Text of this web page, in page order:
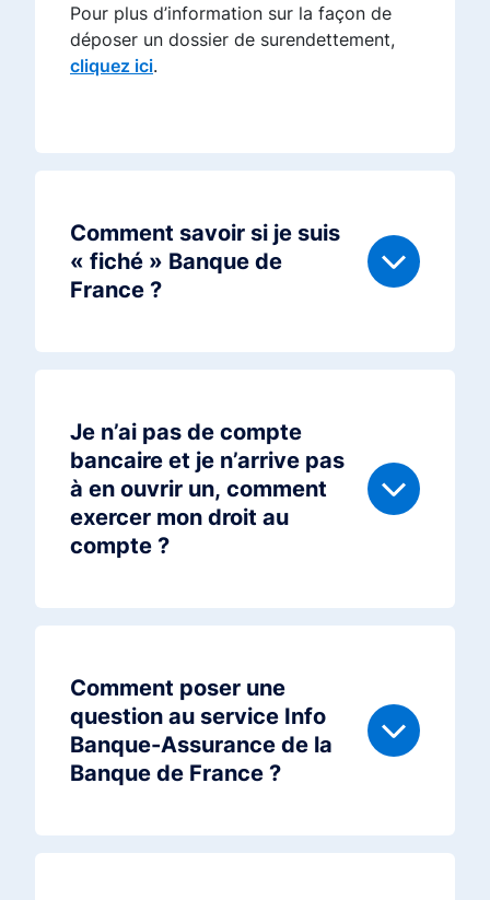
Pour plus d’information sur la façon de
déposer un dossier de surendettement,
cliquez ici.
Comment savoir si je suis
« fiché » Banque de
France ?
Je n’ai pas de compte
bancaire et je n’arrive pas
à en ouvrir un, comment
exercer mon droit au
compte ?
Comment poser une
question au service Info
Banque-Assurance de la
Banque de France ?